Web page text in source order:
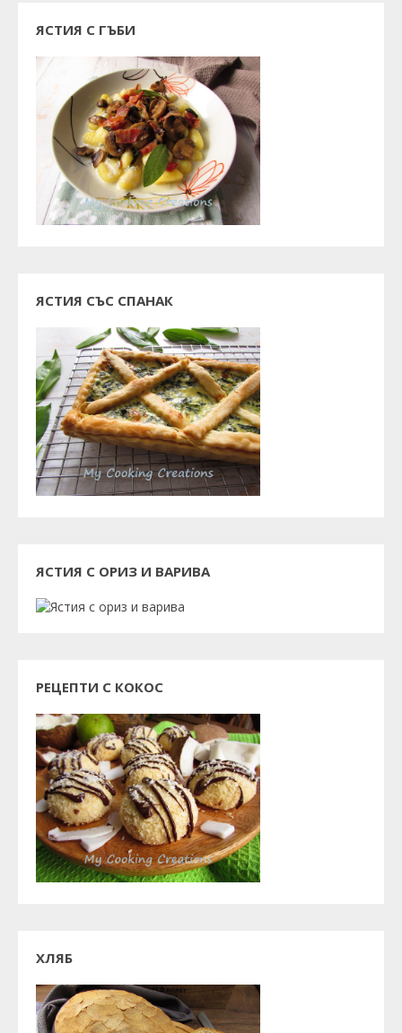
ЯСТИЯ С ГЪБИ
ЯСТИЯ СЪС СПАНАК
ЯСТИЯ С ОРИЗ И ВАРИВА
РЕЦЕПТИ С КОКОС
ХЛЯБ